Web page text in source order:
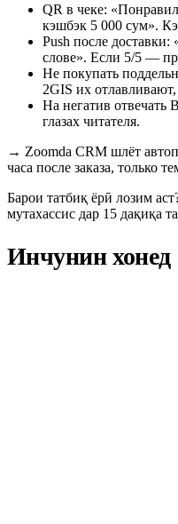
QR в чеке:
кэшбэк 5 000 сум».
Push после
слове». Если 5/5 —
Не покупать
2GIS их
На негатив
глазах читателя.
→ Zoomda CRM шлёт
часа после заказа, только
Барои татбиқ ёрӣ лозим
мутахассис дар 15 дақиқа
Инчунин хонед